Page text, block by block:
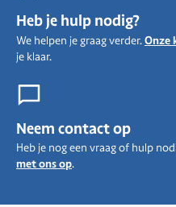
Heb je hulp nodig?
We helpen je graag verder.Onze
je klaar.
Neem contact op
Heb je nog een vraag of hulp
met ons op.